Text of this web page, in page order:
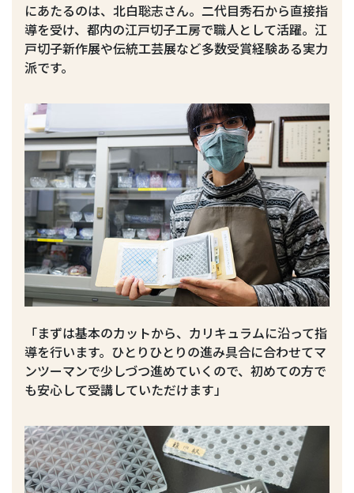
にあたるのは、北白聡志さん。二代目秀石から直接指
導を受け、都内の江戸切子工房で職人として活躍。江
戸切子新作展や伝統工芸展など多数受賞経験ある実力
派です。
「まずは基本のカットから、カリキュラムに沿って指
導を行います。ひとりひとりの進み具合に合わせてマ
ンツーマンで少しづつ進めていくので、初めての方で
も安心して受講していただけます」